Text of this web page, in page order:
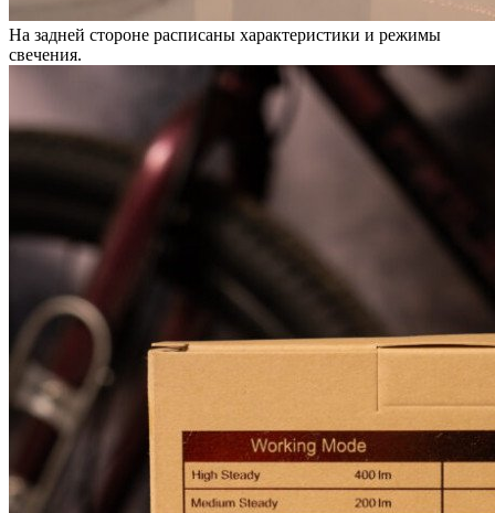
На задней стороне расписаны характеристики и режимы
свечения.